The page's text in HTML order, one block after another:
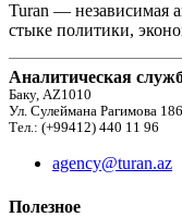
Turan — независимая
стыке политики,
Аналитическая
Баку, AZ1010
Ул. Сулеймана Рагимова
Тел.: (+99412) 440 11 96
agency@turan.az
Полезное